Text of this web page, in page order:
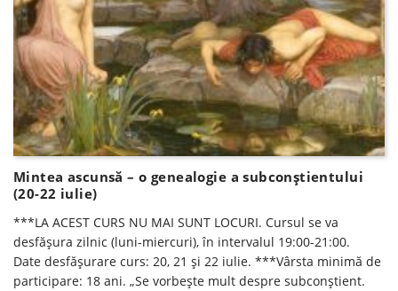
Mintea ascunsă – o genealogie a subconștientului
(20-22 iulie)
***LA ACEST CURS NU MAI SUNT LOCURI. Cursul se va
desfăşura zilnic (luni-miercuri), în intervalul 19:00-21:00.
Date desfăşurare curs: 20, 21 și 22 iulie. ***Vârsta minimă de
participare: 18 ani. „Se vorbește mult despre subconștient.